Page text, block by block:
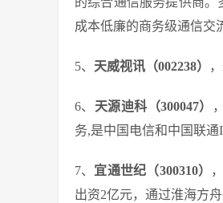
成本低廉的商务级通信交
5、 天威视讯（002238）
6、 天源迪科（300047）
务,是中国电信和中国联通
7、 宜通世纪（300310）
出资2亿元，通过淮海方